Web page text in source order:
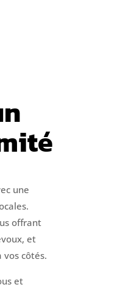
une
offrant
et
vos côtés.
et